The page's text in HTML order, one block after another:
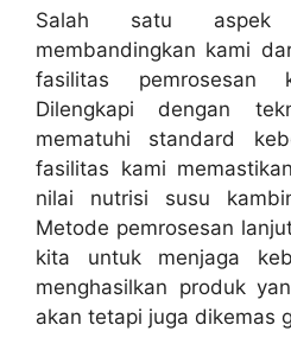
Salah satu aspek
membandingkan kami
fasilitas pemrosesan
Dilengkapi dengan
mematuhi standard
fasilitas kami
nilai nutrisi susu
Metode pemrosesan
kita untuk menjaga
menghasilkan produk
akan tetapi juga dikemas